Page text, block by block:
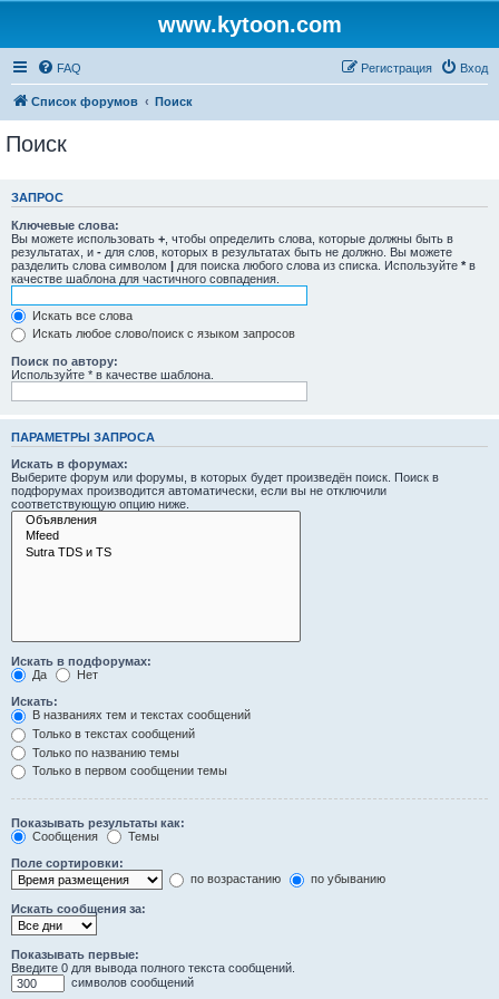
www.kytoon.com
FAQ Вход
Регистрация
Список форумов Поиск
Поиск
ЗАПРОС
Ключевые слова:
Вы можете использовать + , чтобы определить слова, которые должны быть в
результатах, и - для слов, которых в результатах быть не должно. Вы можете
разделить слова символом | для поиска любого слова из списка. Используйте * в
качестве шаблона для частичного совпадения.
Искать все слова
Искать любое слово/поиск с языком запросов
Поиск по автору:
Используйте * в качестве шаблона.
ПАРАМЕТРЫ ЗАПРОСА
Искать в форумах:
Выберите форум или форумы, в которых будет произведён поиск. Поиск в
подфорумах производится автоматически, если вы не отключили
соответствующую опцию ниже.
Искать в подфорумах:
Да
Нет
Искать:
В названиях тем и текстах сообщений
Только в текстах сообщений
Только по названию темы
Только в первом сообщении темы
Показывать результаты как:
Сообщения
Темы
Поле сортировки:
по возрастанию
по убыванию
Искать сообщения за:
Показывать первые:
Введите 0 для вывода полного текста сообщений.
символов сообщений